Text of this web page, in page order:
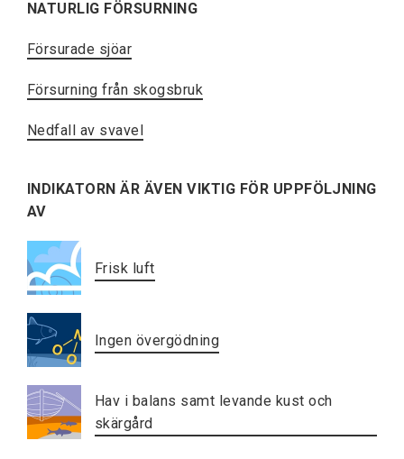
NATURLIG FÖRSURNING
Försurade sjöar
Försurning från skogsbruk
Nedfall av svavel
INDIKATORN ÄR ÄVEN VIKTIG FÖR UPPFÖLJNING
AV
Frisk luft
Ingen övergödning
Hav i balans samt levande kust och
skärgård